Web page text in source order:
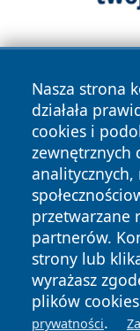
Nasza strona
działała
cookies i
zewnętrznych
przetwarzane
partnerów.
strony lub
wyrażasz
plików
prywatności.
Copyright © 2026
zastrzeżone.
News Autorzy